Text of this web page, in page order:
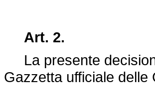
Art. 2.
La presente
Gazzetta ufficiale delle